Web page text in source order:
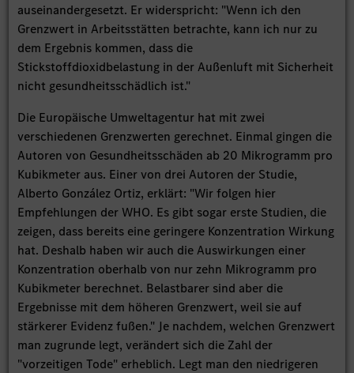
auseinandergesetzt. Er widerspricht: "Wenn ich den
Grenzwert in Arbeitsstätten betrachte, kann ich nur zu
dem Ergebnis kommen, dass die
Stickstoffdioxidbelastung in der Außenluft mit Sicherheit
nicht gesundheitsschädlich ist."
Die Europäische Umweltagentur hat mit zwei
verschiedenen Grenzwerten gerechnet. Einmal gingen die
Autoren von Gesundheitsschäden ab 20 Mikrogramm pro
Kubikmeter aus. Einer von drei Autoren der Studie,
Alberto González Ortiz, erklärt: "Wir folgen hier
Empfehlungen der WHO. Es gibt sogar erste Studien, die
zeigen, dass bereits eine geringere Konzentration Wirkung
hat. Deshalb haben wir auch die Auswirkungen einer
Konzentration oberhalb von nur zehn Mikrogramm pro
Kubikmeter berechnet. Belastbarer sind aber die
Ergebnisse mit dem höheren Grenzwert, weil sie auf
stärkerer Evidenz fußen." Je nachdem, welchen Grenzwert
man zugrunde legt, verändert sich die Zahl der
"vorzeitigen Tode" erheblich. Legt man den niedrigeren